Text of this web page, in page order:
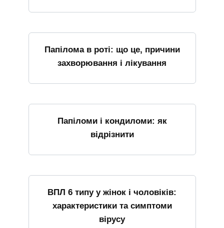
Папілома в роті: що це, причини
захворювання і лікування
Папіломи і кондиломи: як
відрізнити
ВПЛ 6 типу у жінок і чоловіків:
характеристики та симптоми
вірусу